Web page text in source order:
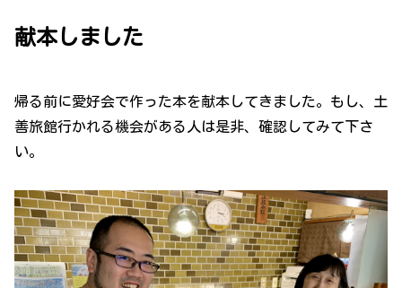
献本しました
帰る前に愛好会で作った本を献本してきました。もし、土
善旅館行かれる機会がある人は是非、確認してみて下さ
い。